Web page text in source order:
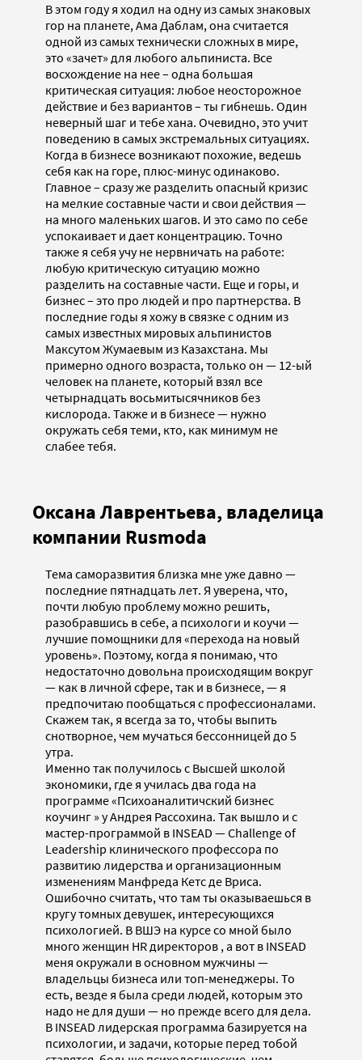
В этом году я ходил на одну из самых знаковых
гор на планете, Ама Даблам, она считается
одной из самых технически сложных в мире,
это «зачет» для любого альпиниста. Все
восхождение на нее – одна большая
критическая ситуация: любое неосторожное
действие и без вариантов – ты гибнешь. Один
неверный шаг и тебе хана. Очевидно, это учит
поведению в самых экстремальных ситуациях.
Когда в бизнесе возникают похожие, ведешь
себя как на горе, плюс-минус одинаково.
Главное – сразу же разделить опасный кризис
на мелкие составные части и свои действия —
на много маленьких шагов. И это само по себе
успокаивает и дает концентрацию. Точно
также я себя учу не нервничать на работе:
любую критическую ситуацию можно
разделить на составные части. Еще и горы, и
бизнес – это про людей и про партнерства. В
последние годы я хожу в связке с одним из
самых известных мировых альпинистов
Максутом Жумаевым из Казахстана. Мы
примерно одного возраста, только он — 12-ый
человек на планете, который взял все
четырнадцать восьмитысячников без
кислорода. Также и в бизнесе — нужно
окружать себя теми, кто, как минимум не
слабее тебя.
Оксана Лаврентьева, владелица
компании Rusmoda
Тема саморазвития близка мне уже давно —
последние пятнадцать лет. Я уверена, что,
почти любую проблему можно решить,
разобравшись в себе, а психологи и коучи —
лучшие помощники для «перехода на новый
уровень». Поэтому, когда я понимаю, что
недостаточно довольна происходящим вокруг
— как в личной сфере, так и в бизнесе, — я
предпочитаю пообщаться с профессионалами.
Скажем так, я всегда за то, чтобы выпить
снотворное, чем мучаться бессонницей до 5
утра.
Именно так получилось с Высшей школой
экономики, где я училась два года на
программе «Психоаналитичский бизнес
коучинг » у Андрея Рассохина. Так вышло и с
мастер-программой в INSEAD — Challenge of
Leadership клинического профессора по
развитию лидерства и организационным
изменениям Манфреда Кетс де Вриса.
Ошибочно считать, что там ты оказываешься в
кругу томных девушек, интересующихся
психологией. В ВШЭ на курсе со мной было
много женщин HR директоров , а вот в INSEAD
меня окружали в основном мужчины —
владельцы бизнеса или топ-менеджеры. То
есть, везде я была среди людей, которым это
надо не для души — но прежде всего для дела.
В INSEAD лидерская программа базируется на
психологии, и задачи, которые перед тобой